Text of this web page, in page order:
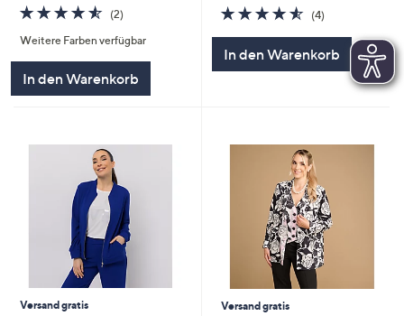
4.5
von
5
(2)
Weitere Farben verfügbar
In den Warenkorb
4.5
von
5
(4)
In den Warenkorb
Versand gratis
Versand gratis